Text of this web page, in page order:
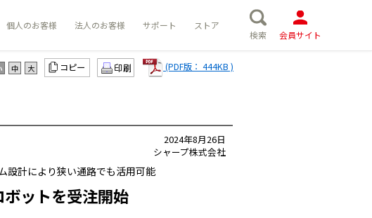
個人のお客様 法人のお客様 サポート
ストア
検索
会員サイト
中 大 コピー (PDF版： 444KB )
2024年8月26日
シャープ株式会社
設計により狭い通路でも活用可能
ットを受注開始